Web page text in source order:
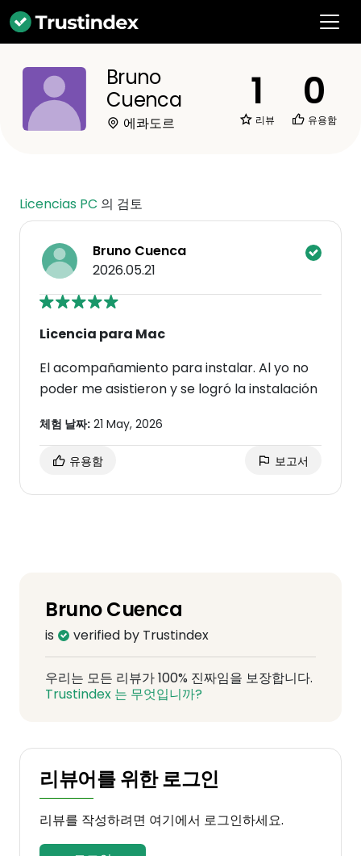
Bruno
Cuenca
에콰도르
1
리뷰
0
유용함
Licencias PC 의 검토
Bruno Cuenca
2026.05.21
Licencia para Mac
El acompañamiento para instalar. Al yo no
poder me asistieron y se logró la instalación
체험 날짜: 21 May, 2026
유용함 보고서
Bruno Cuenca
is verified by Trustindex
우리는 모든 리뷰가 100% 진짜임을 보장합니다.
Trustindex 는 무엇입니까?
리뷰어를 위한 로그인
리뷰를 작성하려면 여기에서 로그인하세요.